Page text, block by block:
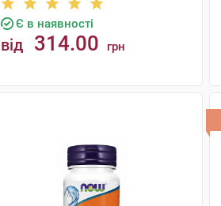
Є в наявності
від 314.00 грн